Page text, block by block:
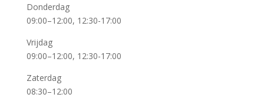
Donderdag
09:00–12:00, 12:30-17:00
Vrijdag
09:00–12:00, 12:30-17:00
Zaterdag
08:30–12:00